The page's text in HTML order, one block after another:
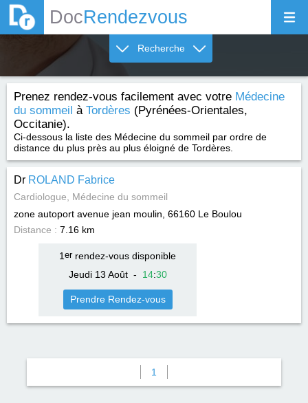
DocRendezvous
Recherche
Prenez rendez-vous facilement avec votre Médecine
du sommeil à Tordères (Pyrénées-Orientales,
Occitanie).
Ci-dessous la liste des Médecine du sommeil par ordre de
distance du plus près au plus éloigné de Tordères.
Dr ROLAND Fabrice
Cardiologue, Médecine du sommeil
zone autoport avenue jean moulin, 66160 Le Boulou
Distance : 7.16 km
1 errendez-vous disponible
Jeudi 13 Août- 14:30
Prendre Rendez-vous
1